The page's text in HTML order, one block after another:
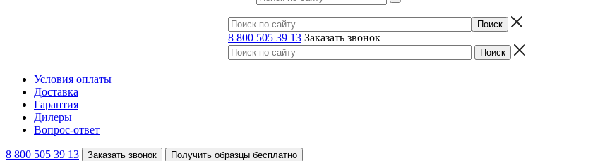
8 800 505 39 13 Заказать звонок
Условия оплаты
Доставка
Гарантия
Дилеры
Вопрос-ответ
8 800 505 39 13 Заказать звонок Получить образцы бесплатно